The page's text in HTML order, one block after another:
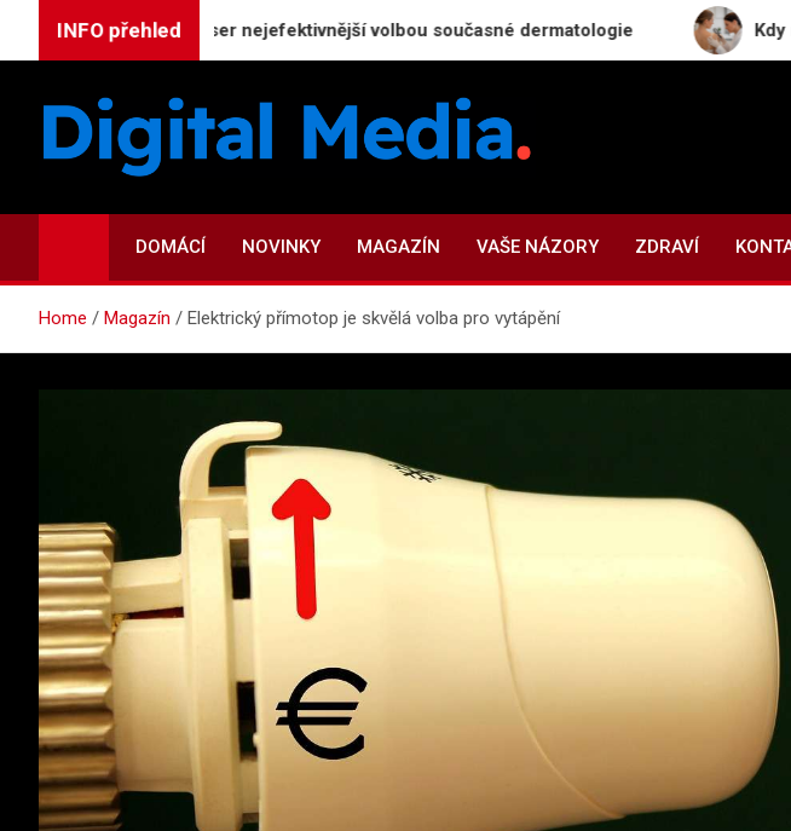
INFO přehled
je CO₂ laser nejefektivnější volbou současné dermatologie Kdy navštívit
Digital-Media.cz
DOMÁCÍ NOVINKY MAGAZÍN VAŠE NÁZORY ZDRAVÍ
Home Magazín Elektrický přímotop je skvělá volba pro vytápění